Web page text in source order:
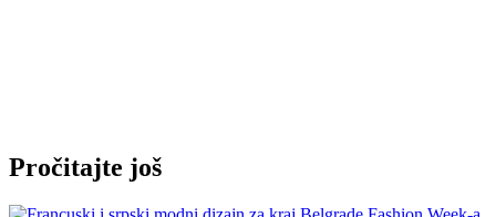
Pročitajte još